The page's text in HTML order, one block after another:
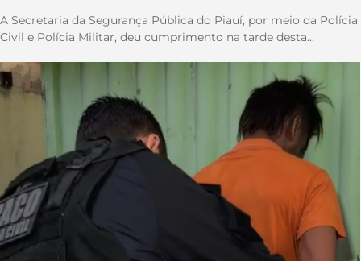
A Secretaria da Segurança Pública do Piauí, por meio da Polícia
Civil e Polícia Militar, deu cumprimento na tarde desta...